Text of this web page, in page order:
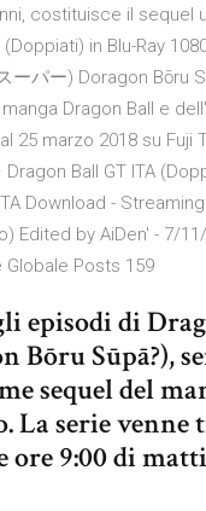
costituisce il sequel
in Blu-Ray
ーパー) Doragon Bōru
Dragon Ball e
25 marzo 2018 su
Dragon Ball GT ITA
Download -
Edited by AiDen' - 7/
Posts 159
episodi di
Bōru Sūpā?),
sequel del
La serie venne
ore 9:00 di